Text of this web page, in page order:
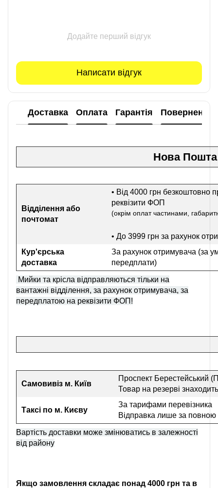
Додайте перший відгук
Написати відгук
Доставка Оплата Гарантія Повернення
Нова Пошта
Відділення або
почтомат
• Від 4000 грн безкоштовно
реквізити ФОП
(окрім оплат частинами,
• До 3999 грн за рахунок
Кур'єрська
доставка
За рахунок отримувача (за
передплати)
Мийки та крісла відправляються тільки на
вантажні відділення, за рахунок отримувача, за
передплатою на реквізити ФОП!
Самовивіз м. Київ
Проспект Берестейський
Товар на резерві
Таксі по м. Києву
За тарифами перевізника
Відправка лише за
Вартість доставки може змінюватись в залежності
від району
Якщо замовлення складає понад 4000 грн та в